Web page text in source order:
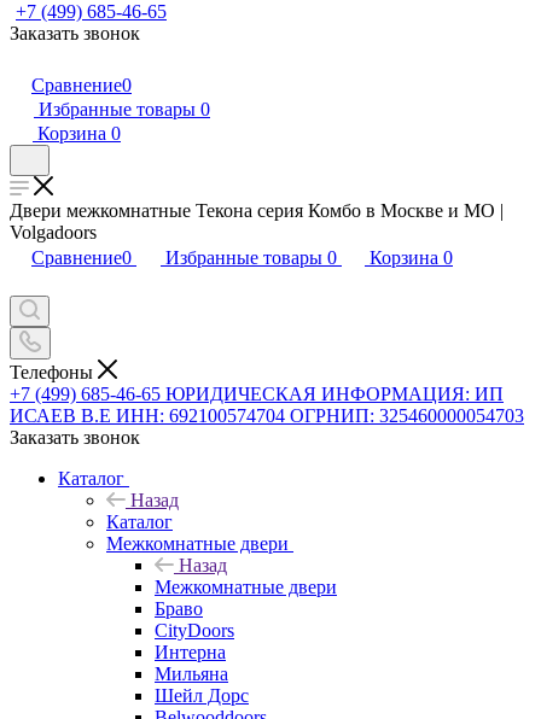
+7 (499) 685-46-65
Заказать звонок
Сравнение0
Избранные товары 0
Корзина 0
Двери межкомнатные Текона серия Комбо в Москве и МО |
Volgadoors
Сравнение0 Избранные товары 0 Корзина 0
Телефоны
+7 (499) 685-46-65 ЮРИДИЧЕСКАЯ ИНФОРМАЦИЯ: ИП
ИСАЕВ В.Е ИНН: 692100574704 ОГРНИП: 325460000054703
Заказать звонок
Каталог
Назад
Каталог
Межкомнатные двери
Назад
Межкомнатные двери
Браво
CityDoors
Интерна
Мильяна
Шейл Дорс